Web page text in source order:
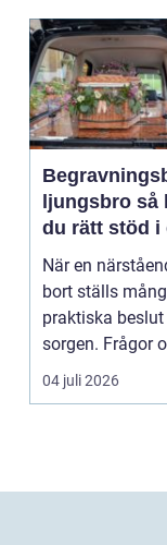
ljungsbro så hittar
du rätt stöd i
svår tid
När en
bort ställs
praktiska
sorgen. Frågor
ceremoni, ju...
04 juli 2026